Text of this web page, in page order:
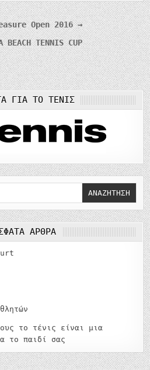
Open 2016 →
BEACH TENNIS CUP
ΓΙΑ ΤΟ ΤΈΝΙΣ
ΆΡΘΡΑ
το τένις είναι μια
το παιδί σας